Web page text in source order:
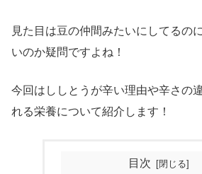
見た目は豆の仲間みたいにしてるの
いのか疑問ですよね！
今回はししとうが辛い理由や辛さの
れる栄養について紹介します！
目次